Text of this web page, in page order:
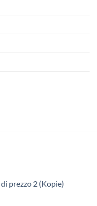
prezzo 2 (Kopie)